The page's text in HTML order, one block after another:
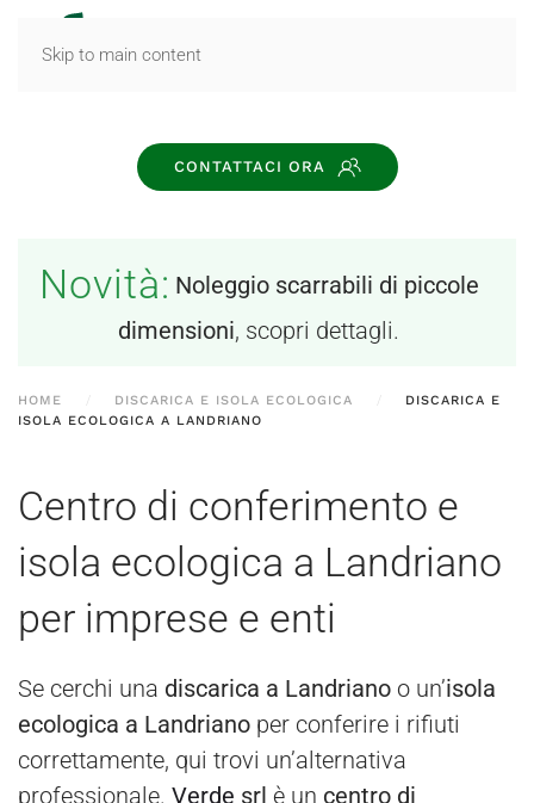
Skip to main content
CONTATTACI ORA
Novità: Noleggio scarrabili di piccole
dimensioni, scopri dettagli.
HOME DISCARICA E ISOLA ECOLOGICA
DISCARICA E
ISOLA ECOLOGICA A LANDRIANO
Centro di conferimento e
isola ecologica a Landriano
per imprese e enti
Se cerchi una discarica a Landriano o un’isola
ecologica a Landriano per conferire i rifiuti
correttamente, qui trovi un’alternativa
professionale. Verde srl è un centro di